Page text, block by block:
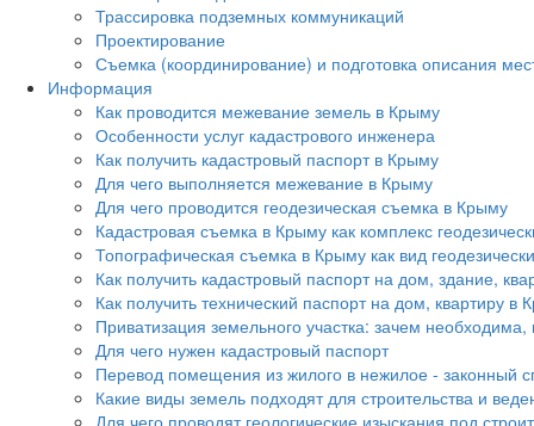
Трассировка подземных коммуникаций
Проектирование
Съемка (координирование) и подготовка описания
Информация
Как проводится межевание земель в Крыму
Особенности услуг кадастрового инженера
Как получить кадастровый паспорт в Крыму
Для чего выполняется межевание в Крыму
Для чего проводится геодезическая съемка в Крыму
Кадастровая съемка в Крыму как комплекс
Топографическая съемка в Крыму как вид
Как получить кадастровый паспорт на дом, здание,
Как получить технический паспорт на дом, квартиру в
Приватизация земельного участка: зачем
Для чего нужен кадастровый паспорт
Перевод помещения из жилого в нежилое - законный
Какие виды земель подходят для строительства и